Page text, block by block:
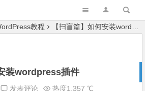
教程 【扫盲篇】如何安装wordpress插件
装wordpress插件
发表评论 热度1,357 ℃